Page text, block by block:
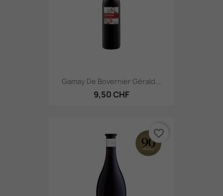
Gamay De Bovernier Gérald...
9,50 CHF
favorite_border